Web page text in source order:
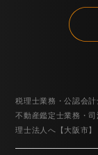
税理士業務・公認会
不動産鑑定士業務・司
理士法人へ【大阪市】